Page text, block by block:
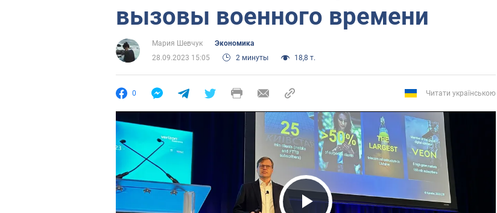
вызовы военного времени
Мария Шевчук
Экономика
28.09.2023 15:05
2 минуты 18,8 т.
0 Читати українською